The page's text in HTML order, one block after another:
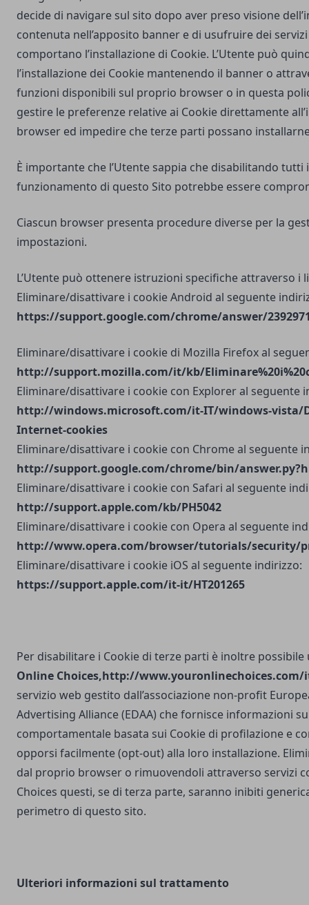
decide di navigare sul sito dopo aver preso visione
contenuta nell’apposito banner e di usufruire dei
comportano l’installazione di Cookie. L’Utente può
l’installazione dei Cookie mantenendo il banner o
funzioni disponibili sul proprio browser o in questa
gestire le preferenze relative ai Cookie direttamente
browser ed impedire che terze parti possano
È importante che l’Utente sappia che disabilitando tutti
funzionamento di questo Sito potrebbe essere
Ciascun browser presenta procedure diverse per la
impostazioni.
L’Utente può ottenere istruzioni specifiche attraverso i
Eliminare/disattivare i cookie Android al seguente
https://support.google.com/chrome/answer/
Eliminare/disattivare i cookie di Mozilla Firefox al
http://support.mozilla.com/it/kb/
Eliminare/disattivare i cookie con Explorer al seguente
http://windows.microsoft.com/it-IT/windows-vista/
Internet-cookies
Eliminare/disattivare i cookie con Chrome al seguente
http://support.google.com/chrome/bin/
Eliminare/disattivare i cookie con Safari al seguente
http://support.apple.com/kb/PH5042
Eliminare/disattivare i cookie con Opera al seguente
http://www.opera.com/browser/tutorials/security/
Eliminare/disattivare i cookie iOS al seguente indirizzo:
https://support.apple.com/it-it/HT201265
Per disabilitare i Cookie di terze parti è inoltre
Online Choices,http://www.youronlinechoices.com/
servizio web gestito dall’associazione non-profit
Advertising Alliance (EDAA) che fornisce informazioni
comportamentale basata sui Cookie di profilazione e
opporsi facilmente (opt-out) alla loro installazione.
dal proprio browser o rimuovendoli attraverso servizi
Choices questi, se di terza parte, saranno inibiti
perimetro di questo sito.
Ulteriori informazioni sul trattamento